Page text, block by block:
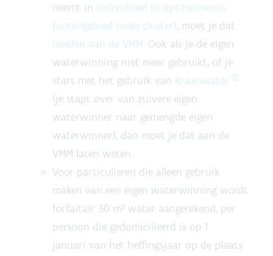
neemt in individueel te optimaliseren
buitengebied (rode cluster), moet je dat
melden aan de VMM. Ook als je de eigen
waterwinning niet meer gebruikt, of je
start met het gebruik van kraanwater
(je stapt over van zuivere eigen
waterwinner naar gemengde eigen
waterwinner), dan moet je dat aan de
VMM laten weten.
Voor particulieren die alleen gebruik
maken van een eigen waterwinning wordt
forfaitair 30 m³ water aangerekend, per
persoon die gedomicilieerd is op 1
januari van het heffingsjaar op de plaats